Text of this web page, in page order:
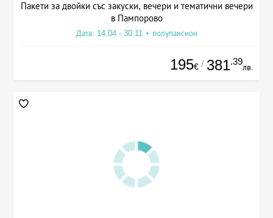
Пакети за двойки със закуски, вечери и тематични вечери
в Пампорово
Дата: 14.04 - 30.11 + полупансион
195€ / 381.39
лв.